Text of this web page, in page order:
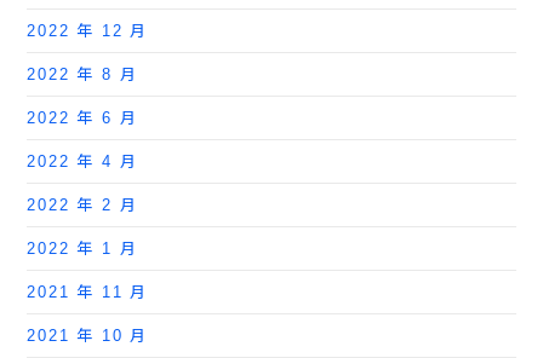
2022 年 12 月
2022 年 8 月
2022 年 6 月
2022 年 4 月
2022 年 2 月
2022 年 1 月
2021 年 11 月
2021 年 10 月